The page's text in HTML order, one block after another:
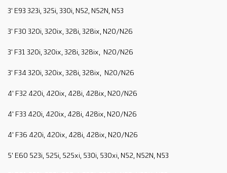
3' E93 323i, 325i, 330i, N52, N52N, N53
3' F30 320i, 320ix, 328i, 328ix, N20/N26
3' F31 320i, 320ix, 328i, 328ix, N20/N26
3' F34 320i, 320ix, 328i, 328ix, N20/N26
4' F32 420i, 420ix, 428i, 428ix, N20/N26
4' F33 420i, 420ix, 428i, 428ix, N20/N26
4' F36 420i, 420ix, 428i, 428ix, N20/N26
5' E60 523i, 525i, 525xi, 530i, 530xi, N52, N52N, N53